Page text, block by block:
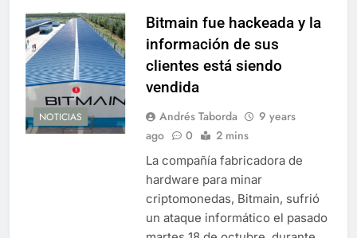
NOTICIAS
Bitmain fue hackeada y la
información de sus
clientes está siendo
vendida
Andrés Taborda
9 years
ago
0 2 mins
La compañía fabricadora de
hardware para minar
criptomonedas, Bitmain, sufrió
un ataque informático el pasado